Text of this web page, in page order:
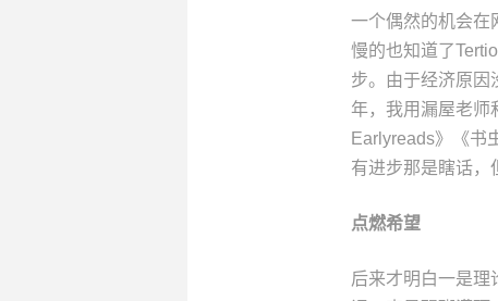
一个偶然的机会在
慢的也知道了
步。由于经济原因
年，我用漏屋老师
Earlyreads》《书
有进步那是瞎话，
点燃希望
后来才明白一是理